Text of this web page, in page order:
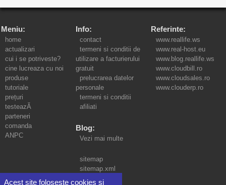
Acest site foloseste cookies si
Meniu:
home
actualizari
cui i se potriveste?
cine lucreaza cu noi
produse
tutoriale
prețuri
testeazĂ
parteneri
comanda
ANPC
Info:
contact
termeni si conditii de
utilizare a facturierului
gratuit
prelucrarea datelor
personale
termeni si conditii
afiliati
Blog:
Vezi mai multe
sitemap
sitemap.xml
Referinte:
www.reallife.ws
www.real-host.eu
www.blog.reallife.ws
www.cloudbill.ro
www.cloudsales.ro
www.clouderp.ro